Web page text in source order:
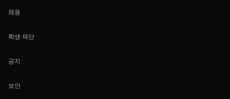
채용
학생 재단
공지
보안